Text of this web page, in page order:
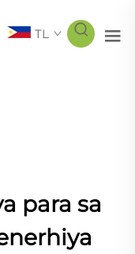
TL
para sa